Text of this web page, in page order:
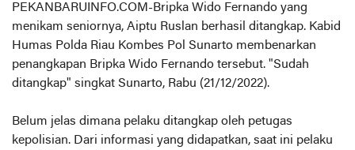
PEKANBARUINFO.COM-Bripka Wido Fernando yang
menikam seniornya, Aiptu Ruslan berhasil ditangkap. Kabid
Humas Polda Riau Kombes Pol Sunarto membenarkan
penangkapan Bripka Wido Fernando tersebut. "Sudah
ditangkap" singkat Sunarto, Rabu (21/12/2022).
Belum jelas dimana pelaku ditangkap oleh petugas
kepolisian. Dari informasi yang didapatkan, saat ini pelaku